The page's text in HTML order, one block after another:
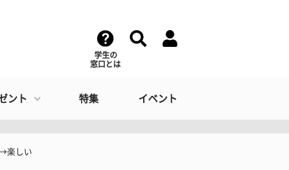
学生の
窓口とは
ント 特集 イベント
楽しい